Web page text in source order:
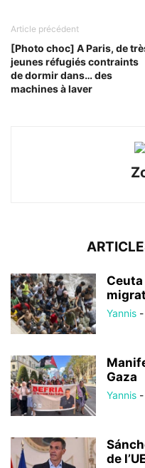
Article précédent
[Photo choc] A Paris, de
jeunes réfugiés contraints
de dormir dans… des
machines à laver
Yannis -
Gaza
Yannis -
de